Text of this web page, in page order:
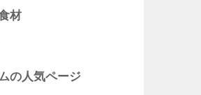
材
の人気ページ